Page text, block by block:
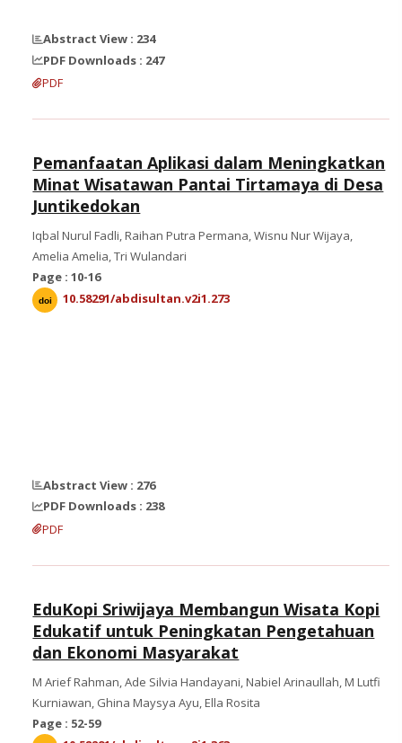
Abstract View : 234
PDF Downloads : 247
PDF
Pemanfaatan Aplikasi dalam Meningkatkan
Minat Wisatawan Pantai Tirtamaya di Desa
Juntikedokan
Iqbal Nurul Fadli, Raihan Putra Permana, Wisnu Nur Wijaya,
Amelia Amelia, Tri Wulandari
Page : 10-16
doi 10.58291/abdisultan.v2i1.273
Abstract View : 276
PDF Downloads : 238
PDF
EduKopi Sriwijaya Membangun Wisata Kopi
Edukatif untuk Peningkatan Pengetahuan
dan Ekonomi Masyarakat
M Arief Rahman, Ade Silvia Handayani, Nabiel Arinaullah, M Lutfi
Kurniawan, Ghina Maysya Ayu, Ella Rosita
Page : 52-59